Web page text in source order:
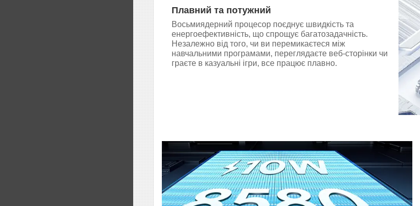
Плавний та потужний
Восьмиядерний процесор поєднує швидкість та
енергоефективність, що спрощує багатозадачність.
Незалежно від того, чи ви перемикаєтеся між
навчальними програмами, переглядаєте веб-сторінки чи
граєте в казуальні ігри, все працює плавно.